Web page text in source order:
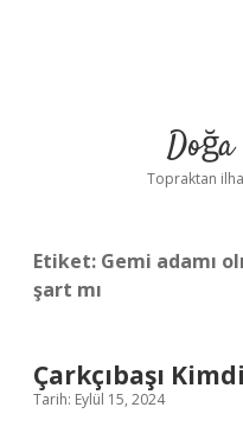
Topraktan
Etiket: Gemi adamı
şart mı
Çarkçıbaşı
Tarih: Eylül 15, 2024